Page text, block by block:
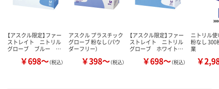
【アスクル限定】ファー
ストレイト ニトリル
グローブ ブルー …
￥698～（税込）
アスクル プラスチック
グローブ 粉なし（パウ
ダーフリー）
￥398～（税込）
【アスクル限定】ファー
ストレイト ニトリル
グローブ ホワイト…
￥698～（税込）
ニトリル
粉なし 300
業
￥